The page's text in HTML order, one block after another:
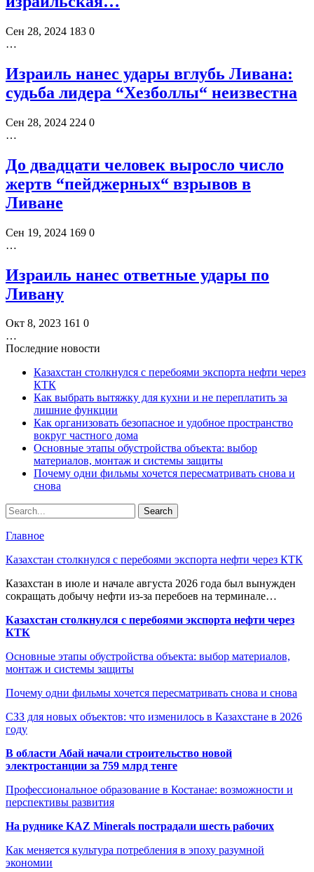
Сен 28, 2024 183 0
…
Израиль нанес удары вглубь Ливана:
судьба лидера “Хезболлы“ неизвестна
Сен 28, 2024 224 0
…
До двадцати человек выросло число
жертв “пейджерных“ взрывов в
Ливане
Сен 19, 2024 169 0
…
Израиль нанес ответные удары по
Ливану
Окт 8, 2023 161 0
…
Последние новости
Казахстан столкнулся с перебоями экспорта нефти через
КТК
Как выбрать вытяжку для кухни и не переплатить за
лишние функции
Как организовать безопасное и удобное пространство
вокруг частного дома
Основные этапы обустройства объекта: выбор
материалов, монтаж и системы защиты
Почему одни фильмы хочется пересматривать снова и
снова
Главное
Казахстан столкнулся с перебоями экспорта нефти через КТК
Казахстан в июле и начале августа 2026 года был вынужден
сокращать добычу нефти из-за перебоев на терминале…
Казахстан столкнулся с перебоями экспорта нефти через
КТК
Основные этапы обустройства объекта: выбор материалов,
монтаж и системы защиты
Почему одни фильмы хочется пересматривать снова и снова
СЗЗ для новых объектов: что изменилось в Казахстане в 2026
году
В области Абай начали строительство новой
электростанции за 759 млрд тенге
Профессиональное образование в Костанае: возможности и
перспективы развития
На руднике KAZ Minerals пострадали шесть рабочих
Как меняется культура потребления в эпоху разумной
экономии